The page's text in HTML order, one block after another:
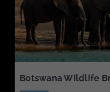
Botswana Wildlife